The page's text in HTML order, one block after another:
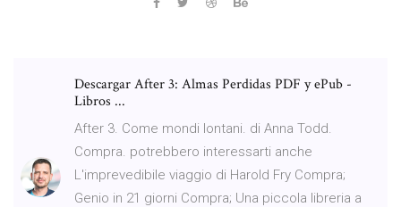
Descargar After 3: Almas Perdidas PDF y ePub -
Libros ...
After 3. Come mondi lontani. di Anna Todd.
Compra. potrebbero interessarti anche
L'imprevedibile viaggio di Harold Fry Compra;
Genio in 21 giorni Compra; Una piccola libreria a